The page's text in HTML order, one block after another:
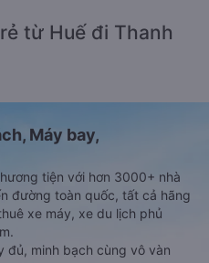
từ Huế đi Thanh
Máy bay,
tiện với hơn 3000+ nhà
đường toàn quốc, tất cả hãng
xe máy, xe du lịch phủ
đủ, minh bạch cùng vô vàn